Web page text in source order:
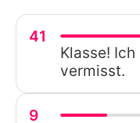
41
Klasse!
vermisst.
9